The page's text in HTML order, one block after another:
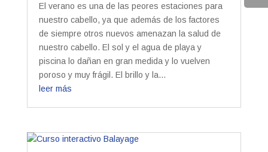
El verano es una de las peores estaciones para
nuestro cabello, ya que además de los factores
de siempre otros nuevos amenazan la salud de
nuestro cabello. El sol y el agua de playa y
piscina lo dañan en gran medida y lo vuelven
poroso y muy frágil. El brillo y la...
leer más